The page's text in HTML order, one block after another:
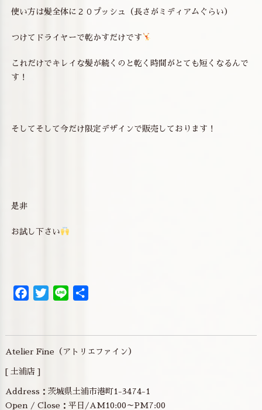
使い方は髪全体に２０プッシュ（長さがミディアムぐらい）
つけてドライヤーで乾かすだけです
これだけでキレイな髪が続くのと乾く時間がとても短くなるんで
す！
そしてそして今だけ限定デザインで販売しております！
是非
お試し下さい
Facebook
Twitter
Line
Atelier Fine（アトリエファイン）
[ 土浦店 ]
Address：茨城県土浦市港町1-3474-1
Open / Close：平日/AM10:00～PM7:00